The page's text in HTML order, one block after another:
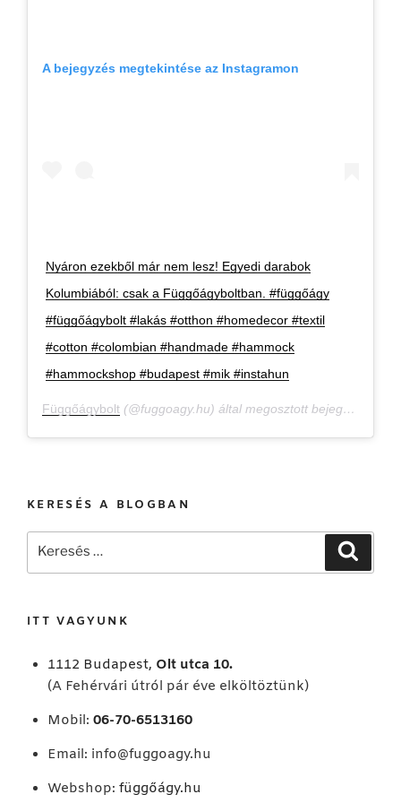
A bejegyzés megtekintése az Instagramon
Nyáron ezekből már nem lesz! Egyedi darabok
Kolumbiából: csak a Függőágyboltban. #függőágy
#függőágybolt #lakás #otthon #homedecor #textil
#cotton #colombian #handmade #hammock
#hammockshop #budapest #mik #instahun
Függőágybolt (@fuggoagy.hu) által megosztott bejegyzés,
KERESÉS A BLOGBAN
Keresés
ITT VAGYUNK
1112 Budapest, Olt utca 10.
(A Fehérvári útról pár éve elköltöztünk)
Mobil: 06-70-6513160
Email: info@fuggoagy.hu
Webshop: függőágy.hu